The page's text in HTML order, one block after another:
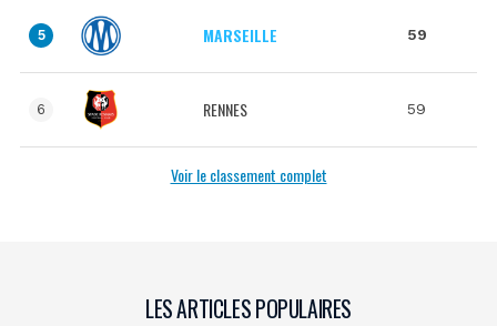
5 MARSEILLE 59
6 RENNES 59
Voir le classement complet
LES ARTICLES POPULAIRES